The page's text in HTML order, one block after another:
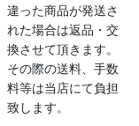
違った商品が発送さ
れた場合は返品・交
換させて頂きます。
その際の送料、手数
料等は当店にて負担
致します。